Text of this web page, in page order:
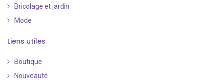
Bricolage et jardin
Mode
Liens utiles
Boutique
Nouveauté